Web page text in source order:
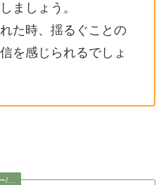
ましょう。
た時、揺るぐことの
を感じられるでしょ
/…